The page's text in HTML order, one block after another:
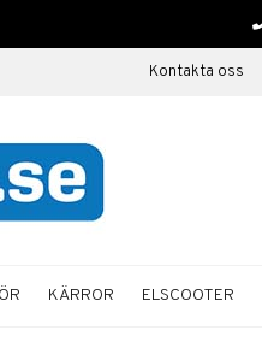
Kontakta oss
KÄRROR ELSCOOTER